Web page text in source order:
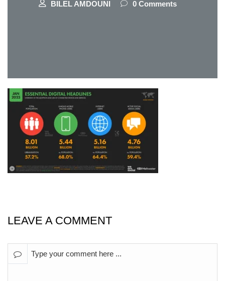
BILEL AMDOUNI 0 Comments
LEAVE A COMMENT